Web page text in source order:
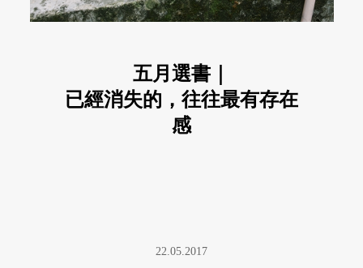
五月選書｜
已經消失的，往往最有存在
感
22.05.2017